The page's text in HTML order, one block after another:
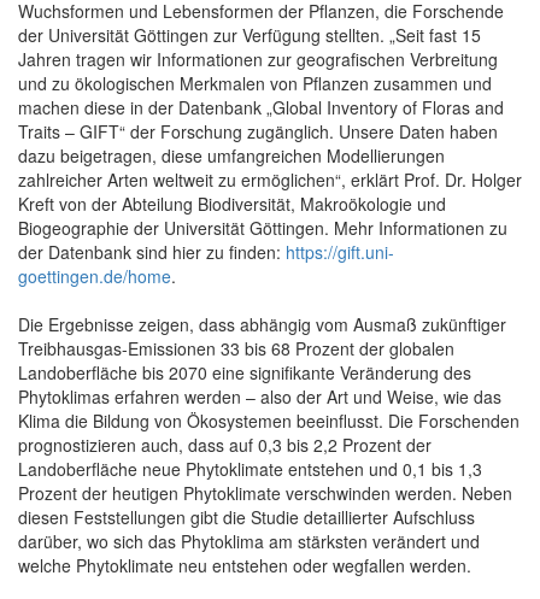
Wuchsformen und Lebensformen der Pflanzen, die Forschende
der Universität Göttingen zur Verfügung stellten. „Seit fast 15
Jahren tragen wir Informationen zur geografischen Verbreitung
und zu ökologischen Merkmalen von Pflanzen zusammen und
machen diese in der Datenbank „Global Inventory of Floras and
Traits – GIFT“ der Forschung zugänglich. Unsere Daten haben
dazu beigetragen, diese umfangreichen Modellierungen
zahlreicher Arten weltweit zu ermöglichen“, erklärt Prof. Dr. Holger
Kreft von der Abteilung Biodiversität, Makroökologie und
Biogeographie der Universität Göttingen. Mehr Informationen zu
der Datenbank sind hier zu finden: https://gift.uni-
goettingen.de/home.
Die Ergebnisse zeigen, dass abhängig vom Ausmaß zukünftiger
Treibhausgas-Emissionen 33 bis 68 Prozent der globalen
Landoberfläche bis 2070 eine signifikante Veränderung des
Phytoklimas erfahren werden – also der Art und Weise, wie das
Klima die Bildung von Ökosystemen beeinflusst. Die Forschenden
prognostizieren auch, dass auf 0,3 bis 2,2 Prozent der
Landoberfläche neue Phytoklimate entstehen und 0,1 bis 1,3
Prozent der heutigen Phytoklimate verschwinden werden. Neben
diesen Feststellungen gibt die Studie detaillierter Aufschluss
darüber, wo sich das Phytoklima am stärksten verändert und
welche Phytoklimate neu entstehen oder wegfallen werden.